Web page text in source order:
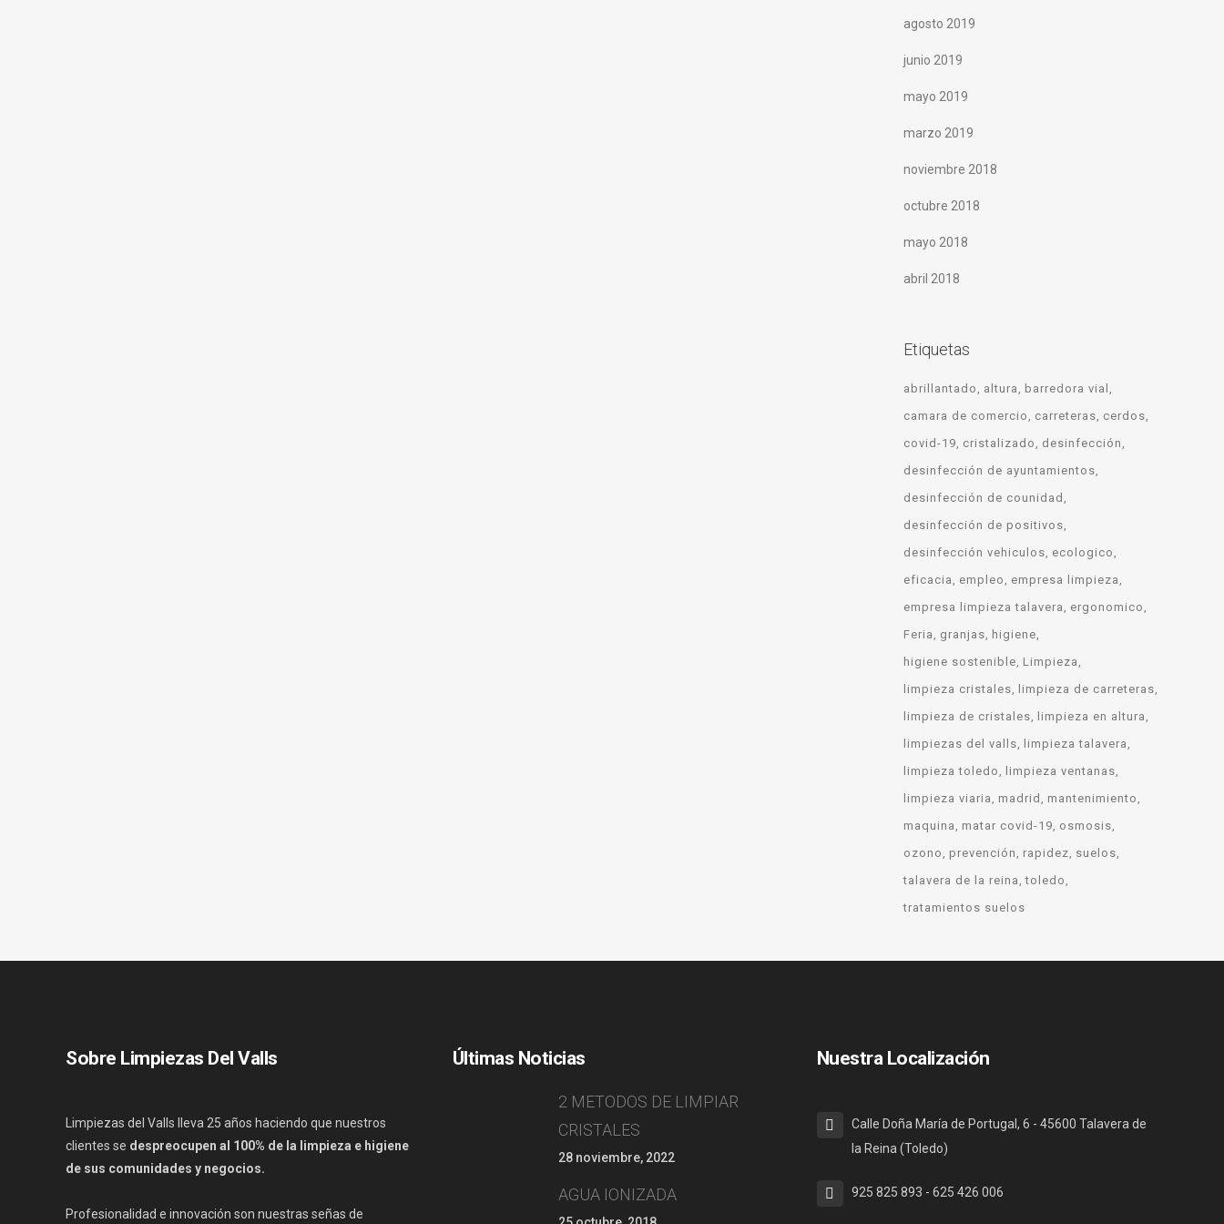
agosto 2019
junio 2019
mayo 2019
marzo 2019
noviembre 2018
octubre 2018
mayo 2018
abril 2018
Etiquetas
abrillantado altura
barredora vial
camara de comercio
carreteras cerdos
covid-19 cristalizado
desinfección
desinfección de ayuntamientos
desinfección de counidad
desinfección de positivos
desinfección vehiculos ecologico
eficacia
empleo
empresa limpieza
empresa limpieza talavera
ergonomico
Feria
granjas
higiene
higiene sostenible Limpieza
limpieza cristales
limpieza de carreteras
limpieza de cristales
limpieza en altura
limpiezas del valls
limpieza talavera
limpieza toledo
limpieza ventanas
limpieza viaria
madrid
mantenimiento
maquina
matar covid-19 osmosis
ozono
prevención rapidez suelos
talavera de la reina toledo
tratamientos suelos
Sobre Limpiezas Del Valls
Limpiezas del Valls lleva 25 años haciendo que nuestros
clientes se despreocupen al 100% de la limpieza e higiene
de sus comunidades y negocios.
Profesionalidad e innovación son nuestras señas de
Últimas Noticias
2 METODOS DE LIMPIAR
CRISTALES
28 noviembre, 2022
AGUA IONIZADA
Nuestra Localización
Calle Doña María de Portugal, 6 - 45600 Talavera de
la Reina (Toledo)
925 825 893 - 625 426 006